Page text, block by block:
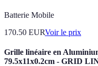
Batterie Mobile
170.50 EURVoir le prix
Grille linéaire en
79.5x11x0.2cm - GRID